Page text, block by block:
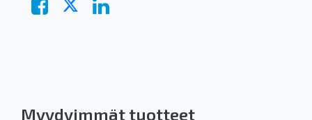
Myydyimmät tuotteet